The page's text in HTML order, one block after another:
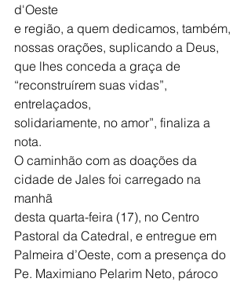
d'Oeste
e região, a quem dedicamos, também,
nossas orações, suplicando a Deus,
que lhes conceda a graça de
“reconstruírem suas vidas”,
entrelaçados,
solidariamente, no amor”, finaliza a
nota.
O caminhão com as doações da
cidade de Jales foi carregado na
manhã
desta quarta-feira (17), no Centro
Pastoral da Catedral, e entregue em
Palmeira d’Oeste, com a presença do
Pe. Maximiano Pelarim Neto, pároco